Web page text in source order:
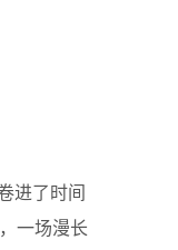
进了时间
一场漫长